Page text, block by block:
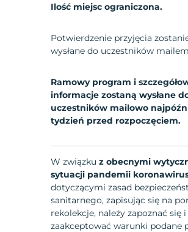
Ilość miejsc ograniczona.
Potwierdzenie przyjęcia
wysłane do uczestników
Ramowy program i
informacje zostaną wysłane
uczestników mailowo
tydzień przed rozpoczęciem.
W związkuz obecnymi
sytuacji pandemii
dotyczącymi zasad
sanitarnego, zapisując się na
rekolekcje, należy zapoznać się i
zaakceptować warunki podane